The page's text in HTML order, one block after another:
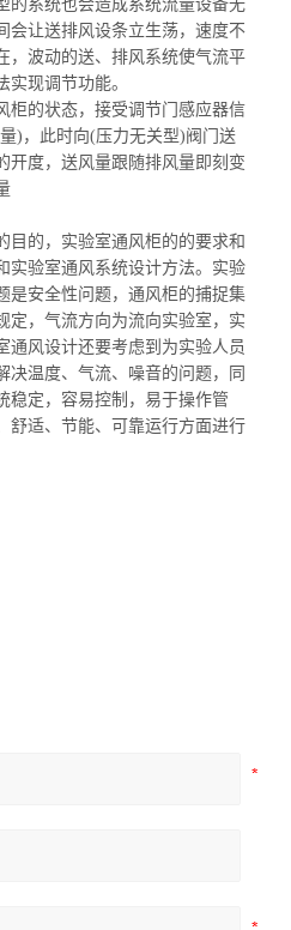
的系统也会造成系统流量设备无
会让送排风设条立生荡，速度不
，波动的送、排风系统使气流平
实现调节功能。
柜的状态，接受调节门感应器信
)，此时向(压力无关型)阀门送
开度，送风量跟随排风量即刻变
目的，实验室通风柜的的要求和
实验室通风系统设计方法。实验
是安全性问题，通风柜的捕捉集
定，气流方向为流向实验室，实
通风设计还要考虑到为实验人员
决温度、气流、噪音的问题，同
稳定，容易控制，易于操作管
舒适、节能、可靠运行方面进行